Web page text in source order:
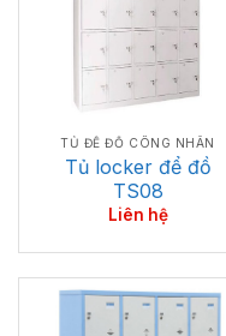
TỦ ĐỂ ĐỒ CÔNG NHÂN
Tủ locker để đồ
TS08
Liên hệ